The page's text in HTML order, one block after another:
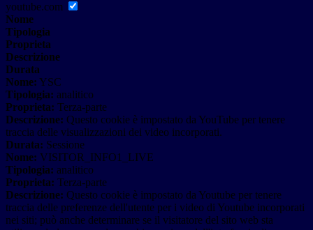
youtube.com
Nome
Tipologia
Proprieta
Descrizione
Durata
Nome: YSC
Tipologia: analitico
Proprieta: Terza-parte
Descrizione: Questo cookie è impostato da YouTube per tenere
traccia delle visualizzazioni dei video incorporati.
Durata: Sessione
Nome: VISITOR_INFO1_LIVE
Tipologia: analitico
Proprieta: Terza-parte
Descrizione: Questo cookie è impostato da Youtube per tenere
traccia delle preferenze dell'utente per i video di Youtube incorporati
nei siti; può anche determinare se il visitatore del sito web sta